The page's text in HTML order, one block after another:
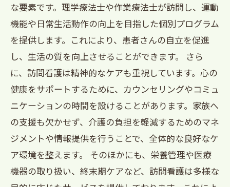
な要素です。理学療法士や作業療法士が訪問し、運動
機能や日常生活動作の向上を目指した個別プログラム
を提供します。これにより、患者さんの自立を促進
し、生活の質を向上させることができます。 さら
に、訪問看護は精神的なケアも重視しています。心の
健康をサポートするために、カウンセリングやコミュ
ニケーションの時間を設けることがあります。家族へ
の支援も欠かせず、介護の負担を軽減するためのマネ
ジメントや情報提供を行うことで、全体的な良好なケ
ア環境を整えます。 そのほかにも、栄養管理や医療
機器の取り扱い、終末期ケアなど、訪問看護は多様な